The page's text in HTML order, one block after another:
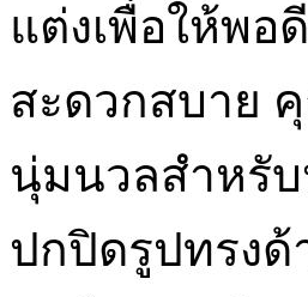
แต่งเพื่อให้พอ
สะดวกสบาย
นุ่มนวลสำหรั
ปกปิดรูปทรง